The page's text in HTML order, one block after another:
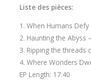
Liste des pièces:
1. When Humans
2. Haunting the Abyss
3. Ripping the threads
4. Where Wonders
EP Length: 17:40